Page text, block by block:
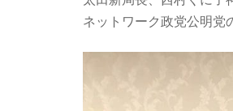
ネットワーク政党公明党